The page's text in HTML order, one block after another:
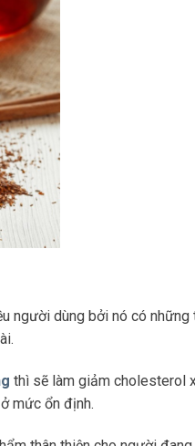
người dùng bởi nó có những
thì sẽ làm giảm cholesterol
mức ổn định.